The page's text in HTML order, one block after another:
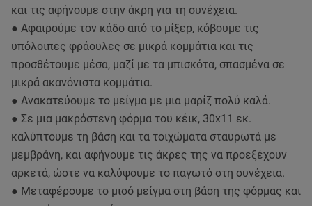
και τις αφήνουμε στην άκρη για τη συνέχεια.
● Αφαιρούμε τον κάδο από το μίξερ, κόβουμε τις
υπόλοιπες φράουλες σε μικρά κομμάτια και τις
προσθέτουμε μέσα, μαζί με τα μπισκότα, σπασμένα σε
μικρά ακανόνιστα κομμάτια.
● Ανακατεύουμε το μείγμα με μια μαρίζ πολύ καλά.
● Σε μια μακρόστενη φόρμα του κέικ, 30x11 εκ.
καλύπτουμε τη βάση και τα τοιχώματα σταυρωτά με
μεμβράνη, και αφήνουμε τις άκρες της να προεξέχουν
αρκετά, ώστε να καλύψουμε το παγωτό στη συνέχεια.
● Μεταφέρουμε το μισό μείγμα στη βάση της φόρμας και